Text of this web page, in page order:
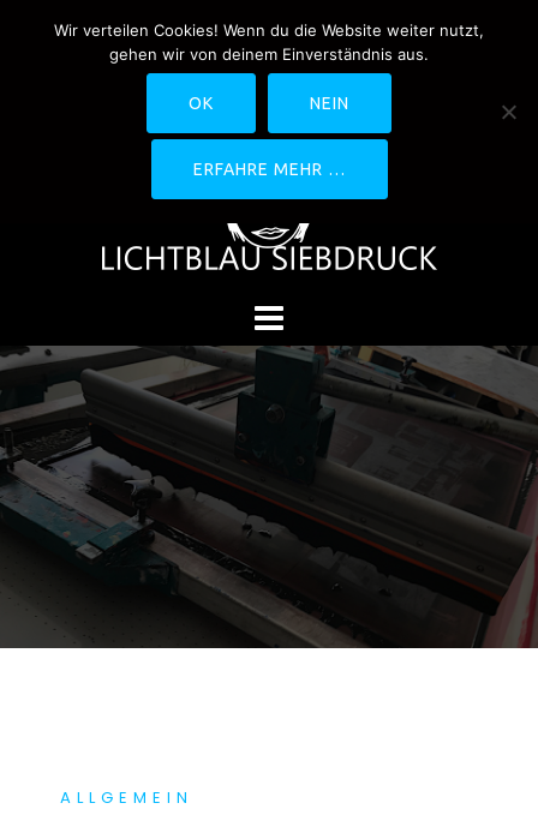
0170-4800361
drucken@lichtblau-
siebdruck.de
Schwedlerstraße 1 - 5 60314
ALLGEMEIN
Wir verteilen Cookies! Wenn du die Website weiter nutzt,
gehen wir von deinem Einverständnis aus.
OK NEIN
ERFAHRE MEHR …